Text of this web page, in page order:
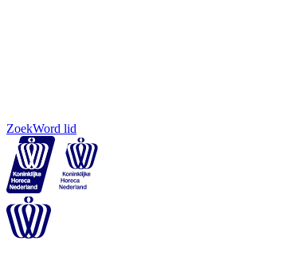
ZoekWord lid